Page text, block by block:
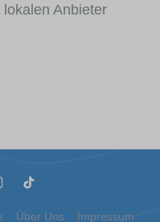
Anbieter
Über Uns Impressum